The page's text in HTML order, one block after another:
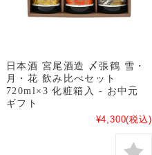
日本酒 宮尾酒造 〆張鶴 雪・
月・花 飲み比べセット
720ml×3 化粧箱入 - お中元
ギフト
¥4,300(税込)